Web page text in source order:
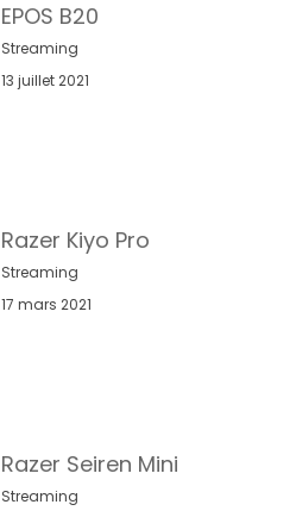
EPOS B20
Streaming
13 juillet 2021
Razer Kiyo Pro
Streaming
17 mars 2021
Razer Seiren Mini
Streaming